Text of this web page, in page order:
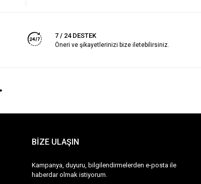
7 / 24 DESTEK
Öneri ve şikayetlerinizi bize iletebilirsiniz.
BİZE ULAŞIN
Kampanya, duyuru, bilgilendirmelerden e-posta ile
haberdar olmak istiyorum.